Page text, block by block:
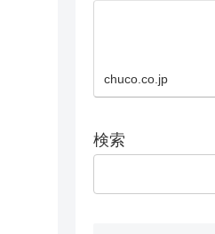
chuco.co.jp
検索